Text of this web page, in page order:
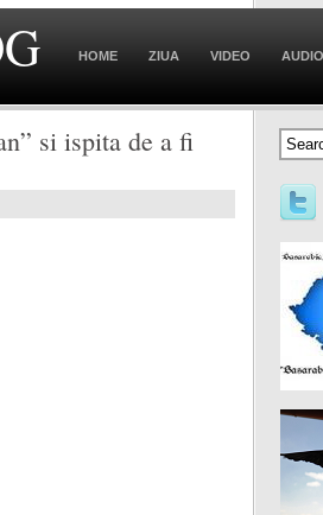
HOME ZIUA VIDEO AUDIO
si ispita de a fi